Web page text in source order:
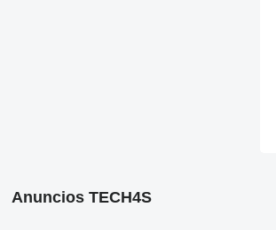
Anuncios TECH4S